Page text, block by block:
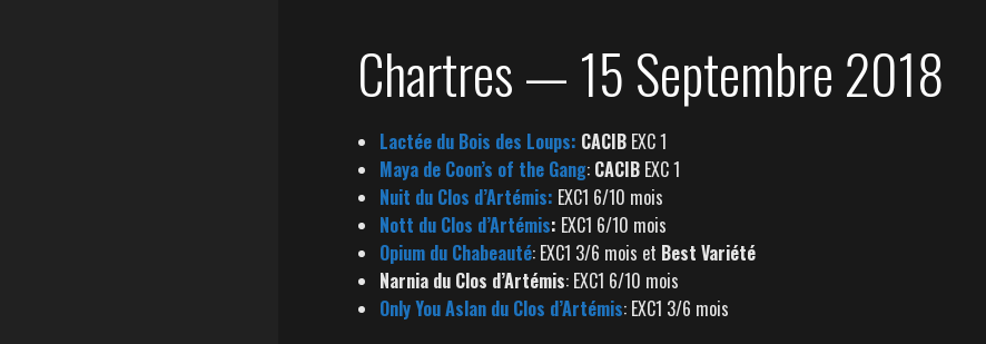
Chartres — 15 Septembre 2018
Lactée du Bois des Loups: CACIB EXC 1
Maya de Coon’s of the Gang: CACIB EXC 1
Nuit du Clos d’Artémis: EXC1 6/10 mois
Nott du Clos d’Artémis: EXC1 6/10 mois
Opium du Chabeauté: EXC1 3/6 mois et Best Variété
Narnia du Clos d’Artémis: EXC1 6/10 mois
Only You Aslan du Clos d’Artémis: EXC1 3/6 mois